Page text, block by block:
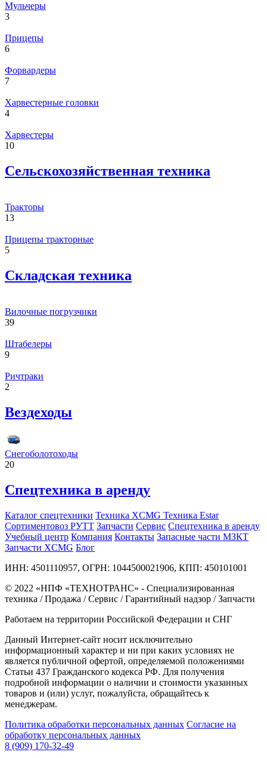
Мульчеры
3
Прицепы
6
Форвардеры
7
Харвестерные головки
4
Харвестеры
10
Сельскохозяйственная техника
Тракторы
13
Прицепы тракторные
5
Складская техника
Вилочные погрузчики
39
Штабелеры
9
Ричтраки
2
Вездеходы
Снегоболотоходы
20
Спецтехника в аренду
Каталог спецтехники Техника XCMG Техника Estar
Сортиментовоз РУТТ Запчасти Сервис Спецтехника в аренду
Учебный центр Компания Контакты Запасные части МЗКТ
Запчасти XCMG Блог
ИНН: 4501110957, ОГРН: 1044500021906, КПП: 450101001
© 2022 «НПФ «ТЕХНОТРАНС» - Специализированная
техника / Продажа / Сервис / Гарантийный надзор / Запчасти
Работаем на территории Российской Федерации и СНГ
Данный Интернет-сайт носит исключительно
информационный характер и ни при каких условиях не
является публичной офертой, определяемой положениями
Статьи 437 Гражданского кодекса РФ. Для получения
подробной информации о наличии и стоимости указанных
товаров и (или) услуг, пожалуйста, обращайтесь к
менеджерам.
Политика обработки персональных данных Согласие на
обработку персональных данных
8 (909) 170-32-49